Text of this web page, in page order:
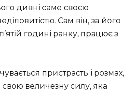
дивні саме своєю
Сам він, за його
годині ранку, працює з
пристрасть і розмах,
свою величезну силу, яка